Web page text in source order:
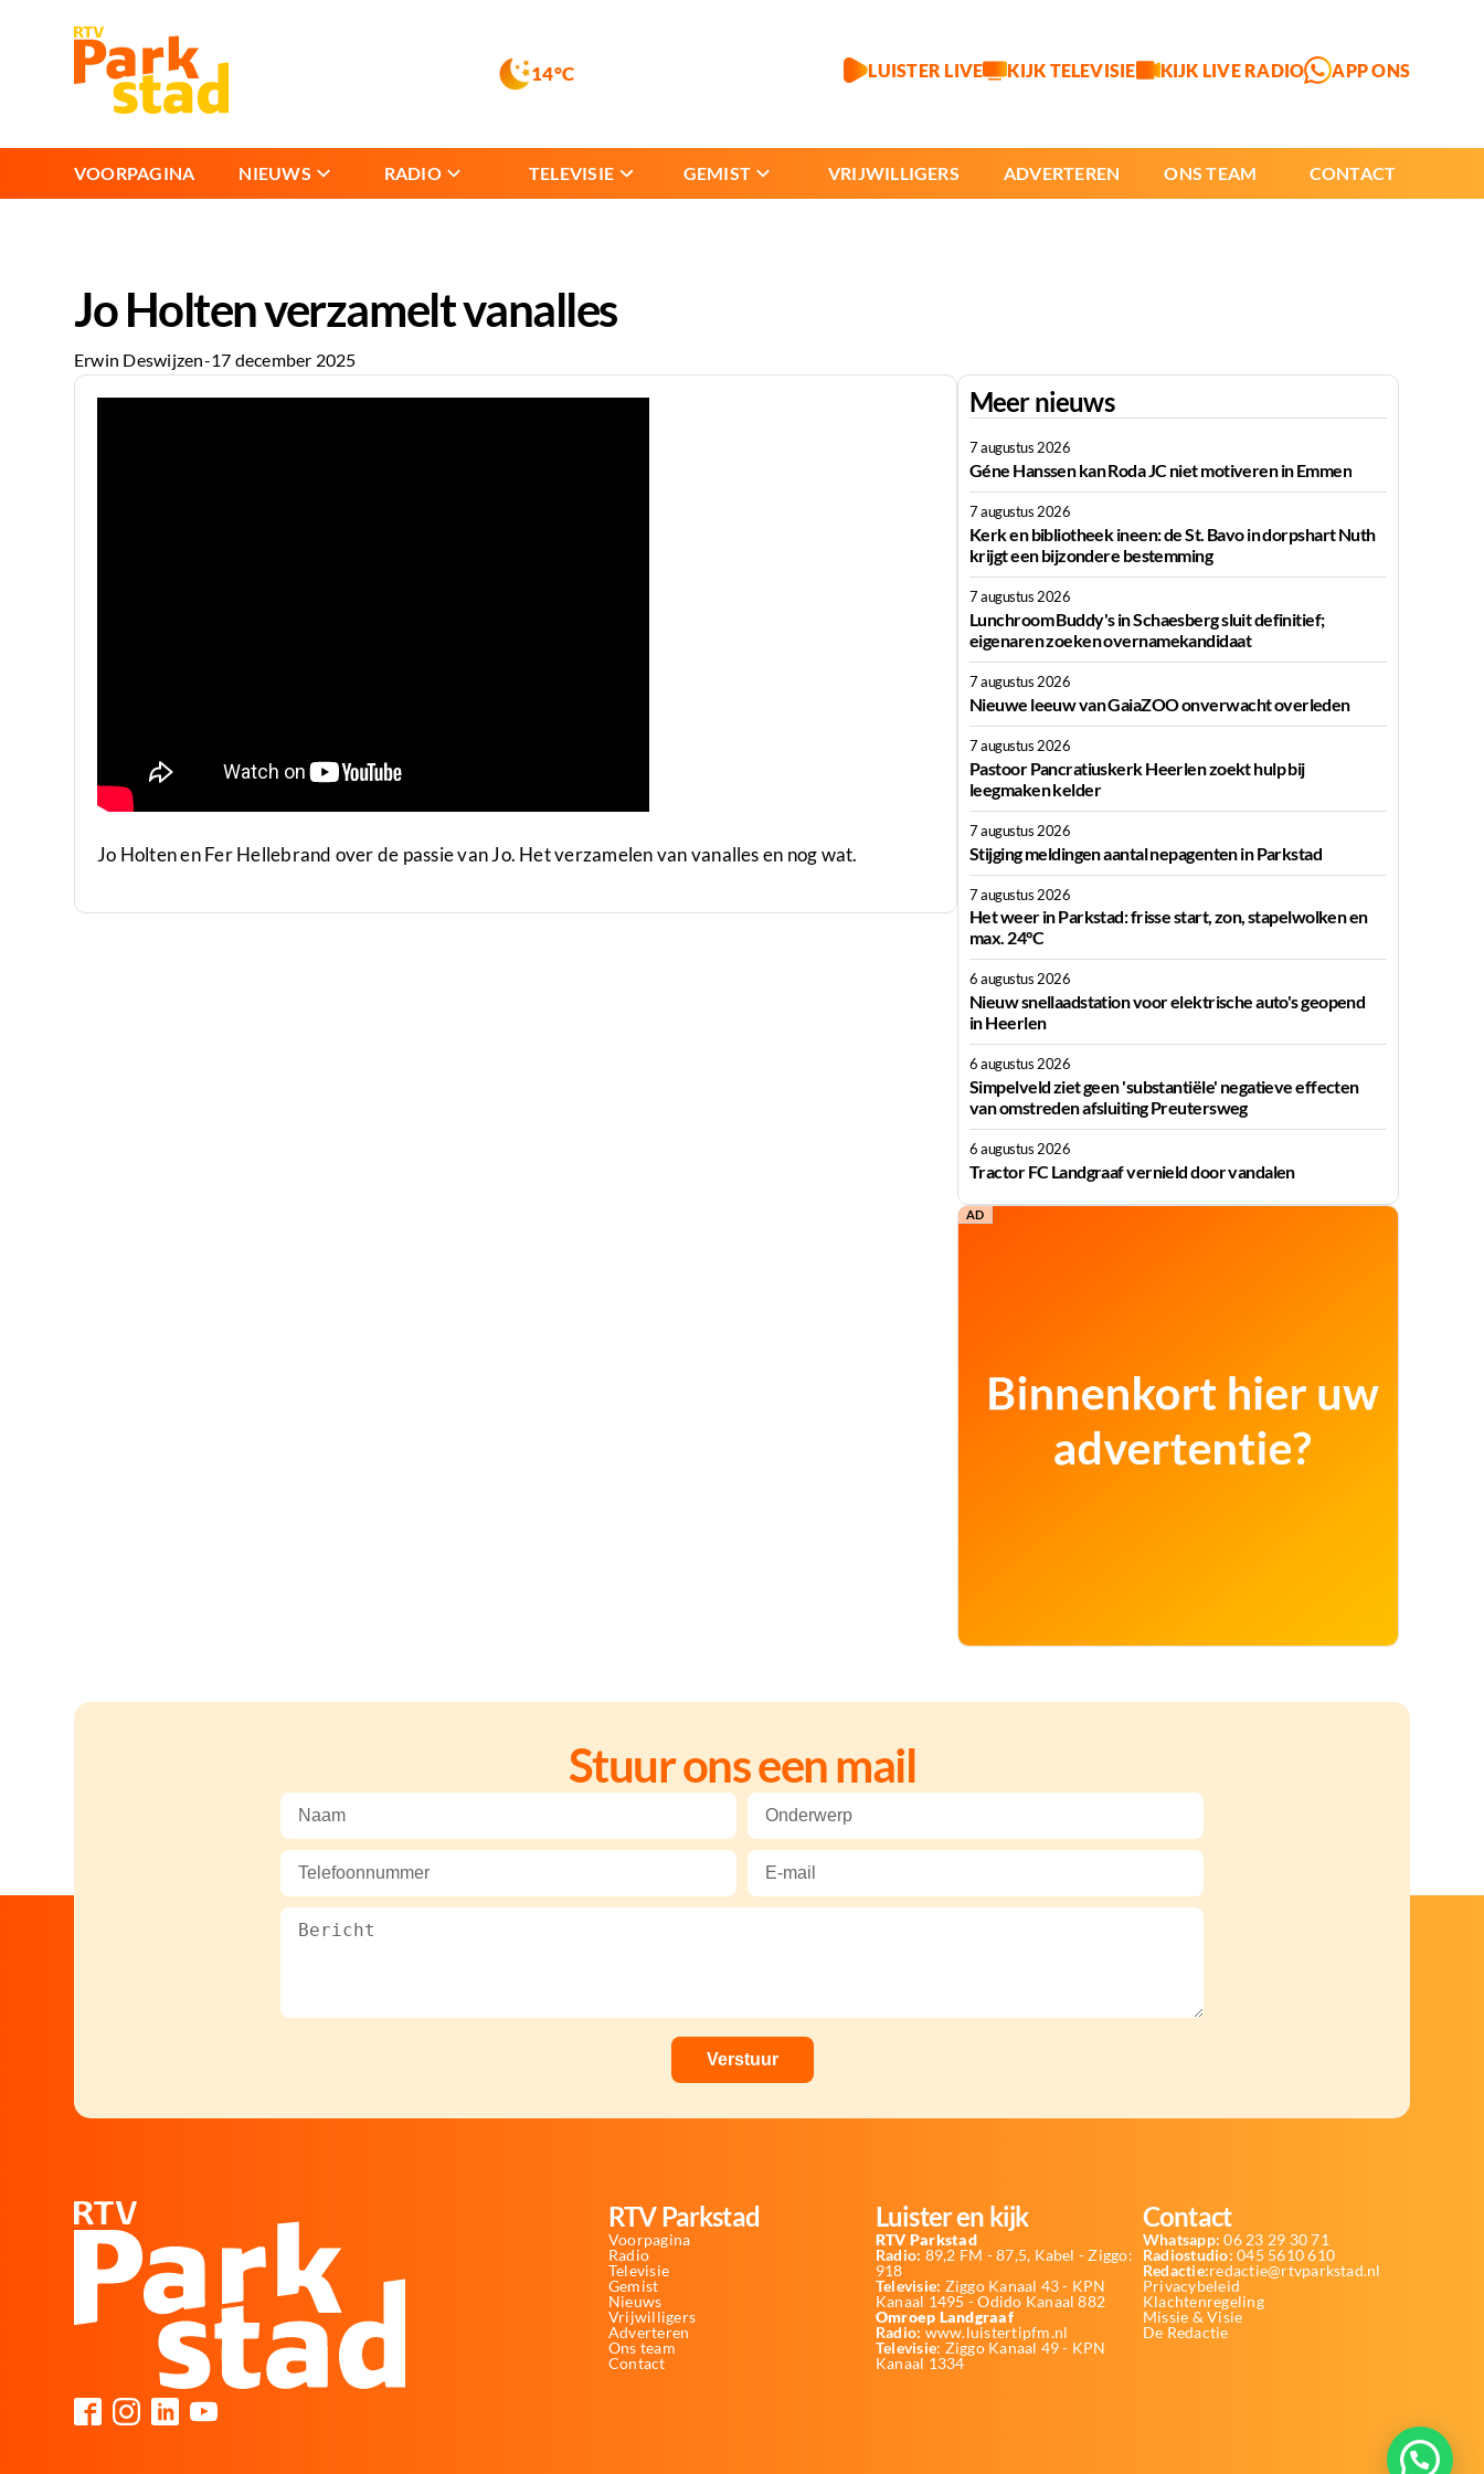
14°C LUISTER LIVE KIJK TELEVISIE KIJK LIVE RADIO APP ONS
VOORPAGINA NIEUWS RADIO TELEVISIE GEMIST VRIJWILLIGERS ADVERTEREN ONS TEAM CONTACT
Jo Holten verzamelt vanalles
Erwin Deswijzen-17 december 2025
Jo Holten en Fer Hellebrand over de passie van Jo. Het verzamelen van vanalles en nog wat.
Meer nieuws
7 augustus 2026
Géne Hanssen kan Roda JC niet motiveren in Emmen
7 augustus 2026
Kerk en bibliotheek ineen: de St. Bavo in dorpshart Nuth
krijgt een bijzondere bestemming
7 augustus 2026
Lunchroom Buddy's in Schaesberg sluit definitief;
eigenaren zoeken overnamekandidaat
7 augustus 2026
Nieuwe leeuw van GaiaZOO onverwacht overleden
7 augustus 2026
Pastoor Pancratiuskerk Heerlen zoekt hulp bij
leegmaken kelder
7 augustus 2026
Stijging meldingen aantal nepagenten in Parkstad
7 augustus 2026
Het weer in Parkstad: frisse start, zon, stapelwolken en
max. 24°C
6 augustus 2026
Nieuw snellaadstation voor elektrische auto's geopend
in Heerlen
6 augustus 2026
Simpelveld ziet geen 'substantiële' negatieve effecten
van omstreden afsluiting Preutersweg
6 augustus 2026
Tractor FC Landgraaf vernield door vandalen
AD
Stuur ons een mail
RTV Parkstad
Voorpagina
Radio
Televisie
Gemist
Nieuws
Vrijwilligers
Adverteren
Ons team
Contact
Luister en kijk
RTV Parkstad
Radio: 89,2 FM - 87,5, Kabel - Ziggo:
918
Televisie: Ziggo Kanaal 43 - KPN
Kanaal 1495 - Odido Kanaal 882
Omroep Landgraaf
Radio: www.luistertipfm.nl
Televisie: Ziggo Kanaal 49 - KPN
Kanaal 1334
Contact
Whatsapp: 06 23 29 30 71
Radiostudio: 045 5610 610
Redactie:redactie@rtvparkstad.nl
Privacybeleid
Klachtenregeling
Missie & Visie
De Redactie